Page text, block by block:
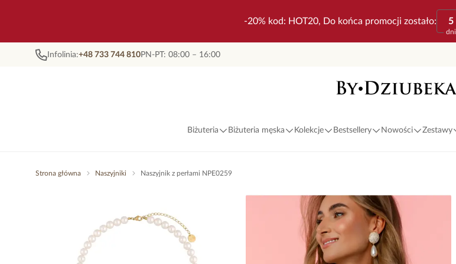
-20% kod: HOT20, Do końca promocji zostało: 5
dni
Infolinia:+48 733 744 810PN-PT: 08:00 – 16:00
Biżuteria Biżuteria męska Kolekcje Bestsellery Nowości Zestawy
Strona główna Naszyjniki Naszyjnik z perłami NPE0259